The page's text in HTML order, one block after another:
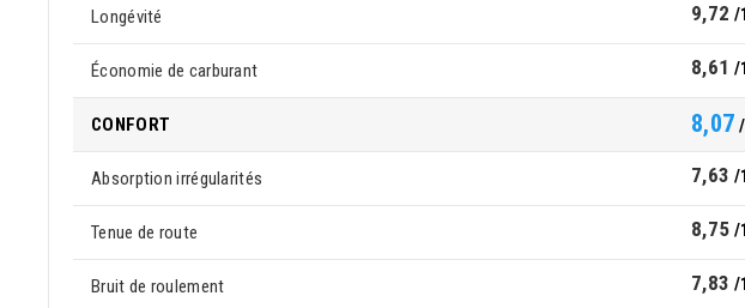
Longévité 9,72 /
Économie de carburant 8,61 /
CONFORT 8,07
Absorption irrégularités 7,63 /
Tenue de route 8,75 /
Bruit de roulement 7,83 /